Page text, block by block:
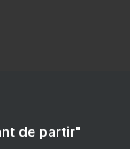
de partir"